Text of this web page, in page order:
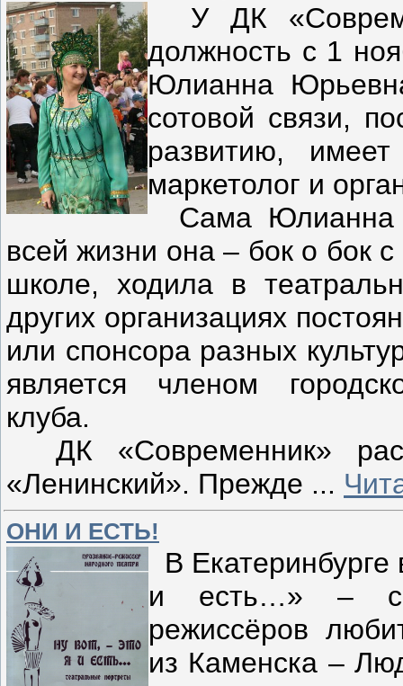
У ДК
должность с 1
Юлианна
сотовой связи,
развитию,
маркетолог и
Сама Юлианна
всей жизни она – бок о бок
школе, ходила в
других организациях
или спонсора разных
является членом
клуба.
ДК «Современник»
«Ленинский». Прежде ...
ОНИ И ЕСТЬ!
В Екатеринбурге
и есть…» –
режиссёров
из Каменска –